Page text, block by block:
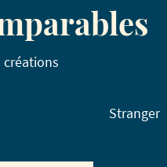
créations
Stranger